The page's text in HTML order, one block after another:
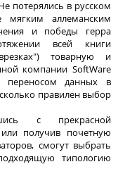
потерялись в русском
мягким аллеманским
и победы герра
всей книги
товарную и
компании SoftWare
переносом данных в
правилен выбор
с прекрасной
получив почетную
смогут выбрать
типологию